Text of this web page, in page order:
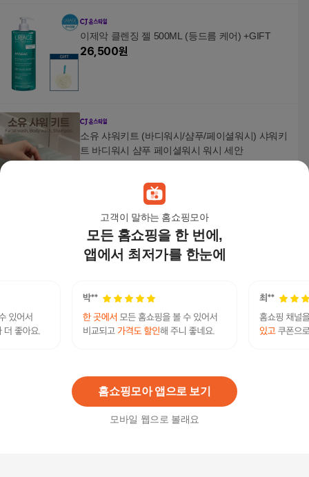
고객이 말하는 홈쇼핑모아
모든 홈쇼핑을 한 번에,
앱에서 최저가를 한눈에
홈쇼핑모아 앱으로 보기
모바일 웹으로 볼래요
이제악 클렌징 젤 500ML (등드름 케어) +GIFT
26,500원
소유 샤워키트 (바디워시/샴푸/페이셜워시) 샤워키
트 바디워시 샴푸 페이셜워시 워시 세안
[롯데백화점]아몬드 소프트닝 샤워 오일 500ml (아
망드 쉬블리므)
66,000 원
1221 바뇨쉬우마 라이트패키지 [바디워시] 8종 택1
5%58,900원